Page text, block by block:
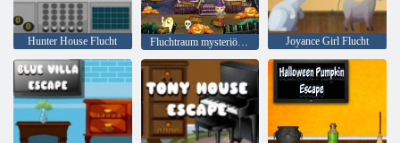
Hunter House Flucht Fluchtraum mysteriöses Wort Joyance Girl Flucht